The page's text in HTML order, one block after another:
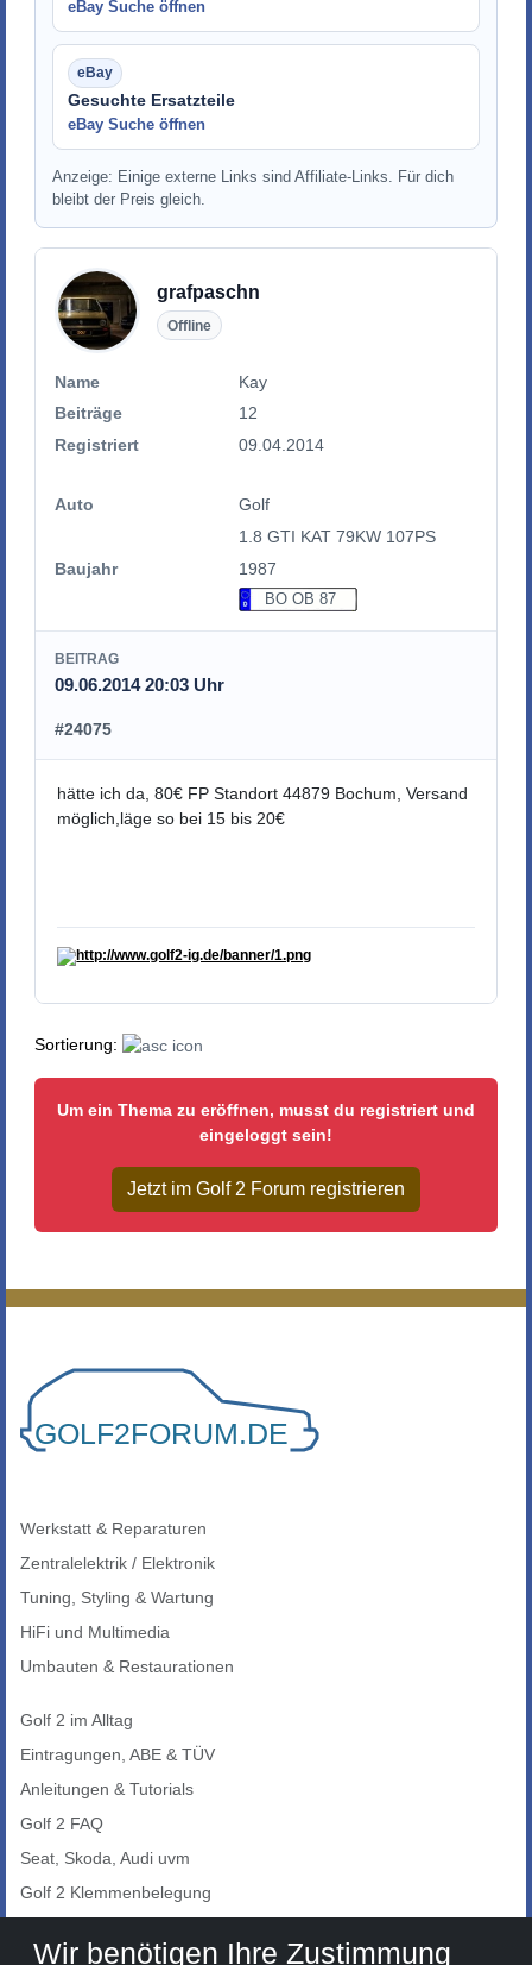
eBay Suche öffnen
Gesuchte Ersatzteile
eBay Suche öffnen
Anzeige: Einige externe Links sind Affiliate-Links. Für dich
bleibt der Preis gleich.
grafpaschn
Offline
Name
Kay
Beiträge
12
Registriert
09.04.2014
Auto
Golf
1.8 GTI KAT 79KW 107PS
Baujahr
1987
BO OB 87
BEITRAG
09.06.2014 20:03 Uhr
#24075
hätte ich da, 80€ FP Standort 44879 Bochum, Versand
möglich,läge so bei 15 bis 20€
Sortierung:
Um ein Thema zu eröffnen, musst du registriert und
eingeloggt sein!
Jetzt im Golf 2 Forum registrieren
Werkstatt & Reparaturen
Zentralelektrik / Elektronik
Tuning, Styling & Wartung
HiFi und Multimedia
Umbauten & Restaurationen
Golf 2 im Alltag
Eintragungen, ABE & TÜV
Anleitungen & Tutorials
Golf 2 FAQ
Seat, Skoda, Audi uvm
Golf 2 Klemmenbelegung
Auto-Showroom
Wir benötigen Ihre Zustimmung